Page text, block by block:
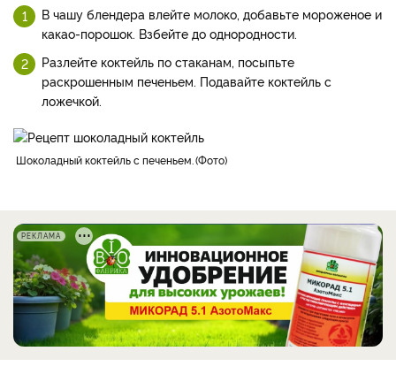
В чашу блендера влейте молоко, добавьте мороженое и
какао-порошок. Взбейте до однородности.
Разлейте коктейль по стаканам, посыпьте
раскрошенным печеньем. Подавайте коктейль с
ложечкой.
шоколадный коктейль с печеньем. Фото
РЕКЛАМА